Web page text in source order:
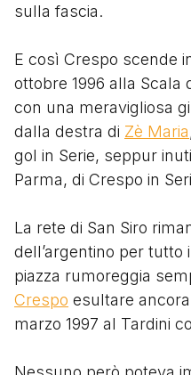
sulla fascia.
E così Crespo scende
ottobre 1996 alla Scala
con una meravigliosa
dalla destra di Zè Maria
gol in Serie, seppur
Parma, di Crespo in
La rete di San Siro
dell’argentino per tutto
piazza rumoreggia
Crespo esultare
marzo 1997 al Tardini